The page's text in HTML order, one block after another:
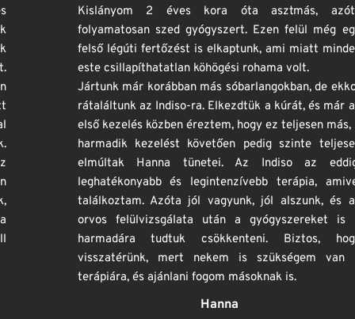
Kislányom 2 éves kora óta asztmás, azóta
folyamatosan szed gyógyszert. Ezen felül még egy
felső légúti fertőzést is elkaptunk, ami miatt minden
este csillapíthatatlan köhögési rohama volt.
Jártunk már korábban más sóbarlangokban, de ekkor
rátaláltunk az Indiso-ra. Elkezdtük a kúrát, és már az
első kezelés közben éreztem, hogy ez teljesen más, a
harmadik kezelést követően pedig szinte teljesen
elmúltak Hanna tünetei. Az Indiso az eddigi
leghatékonyabb és legintenzívebb terápia, amivel
találkoztam. Azóta jól vagyunk, jól alszunk, és az
orvos felülvizsgálata után a gyógyszereket is a
harmadára tudtuk csökkenteni. Biztos, hogy
visszatérünk, mert nekem is szükségem van a
terápiára, és ajánlani fogom másoknak is.